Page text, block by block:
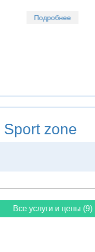
Подробнее
Sport zone
Все услуги и цены (9)